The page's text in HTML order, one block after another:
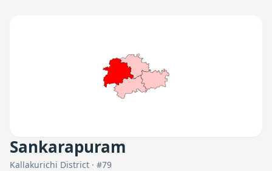
Sankarapuram
Kallakurichi District · #79